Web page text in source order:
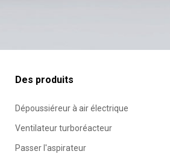
Des produits
Dépoussiéreur à air électrique
Ventilateur turboréacteur
Passer l'aspirateur